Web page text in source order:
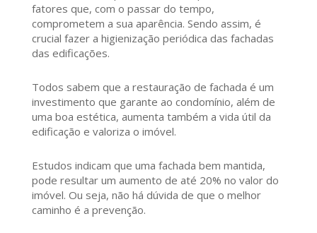
fatores que, com o passar do tempo,
comprometem a sua aparência. Sendo assim, é
crucial fazer a higienização periódica das fachadas
das edificações.
Todos sabem que a restauração de fachada é um
investimento que garante ao condomínio, além de
uma boa estética, aumenta também a vida útil da
edificação e valoriza o imóvel.
Estudos indicam que uma fachada bem mantida,
pode resultar um aumento de até 20% no valor do
imóvel. Ou seja, não há dúvida de que o melhor
caminho é a prevenção.